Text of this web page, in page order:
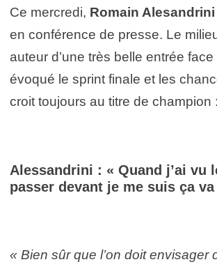
Ce mercredi, Romain Alesandrini
en conférence de presse. Le
auteur d’une très belle entrée face
évoqué le sprint finale et les
croit toujours au titre de champion :
Alessandrini : « Quand j’ai vu
passer devant je me suis ça
« Bien sûr que l’on doit envisager